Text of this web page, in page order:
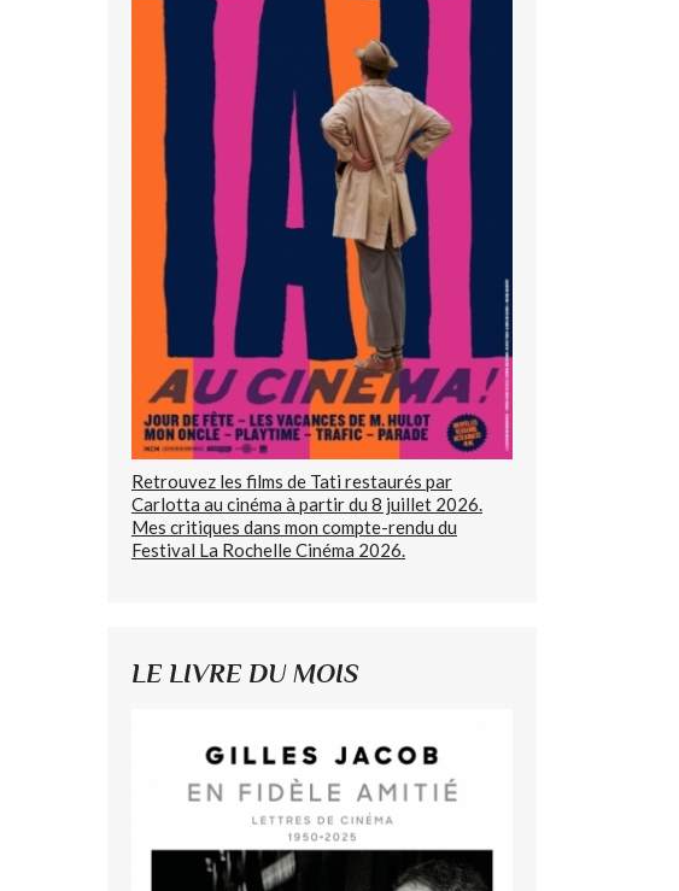
Retrouvez les films de Tati restaurés par
Carlotta au cinéma à partir du 8 juillet 2026.
Mes critiques dans mon compte-rendu du
Festival La Rochelle Cinéma 2026.
LE LIVRE DU MOIS